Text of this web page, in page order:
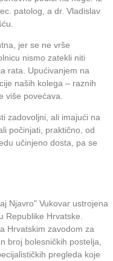
patolog, a dr. Vladislav
jer se ne vrše
nismo zatekli niti
rata. Upućivanjem na
naših kolega – raznih
više povećava.
zadovoljni, ali imajući na
počinjati, praktično, od
učinjeno dosta, pa se
Njavro" Vukovar ustrojena
Republike Hrvatske.
Hrvatskim zavodom za
broj bolesničkih postelja,
pregleda koje